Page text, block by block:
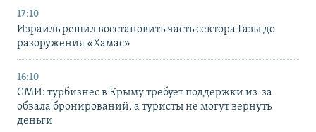
17:10
Израиль решил восстановить часть сектора Газы до
разоружения «Хамас»
16:10
СМИ: турбизнес в Крыму требует поддержки из-за
обвала бронирований, а туристы не могут вернуть
деньги